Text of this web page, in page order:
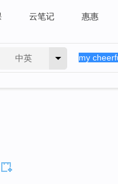
云笔记 惠惠
中英